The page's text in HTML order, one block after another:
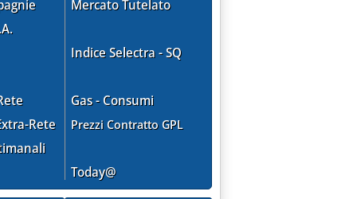
I RIVESTIMENTI'
alle 14.49.
Rete
Mercato Tutelato
Indice Selectra - SQ
Gas - Consumi
Prezzi Contratto GPL
Today@